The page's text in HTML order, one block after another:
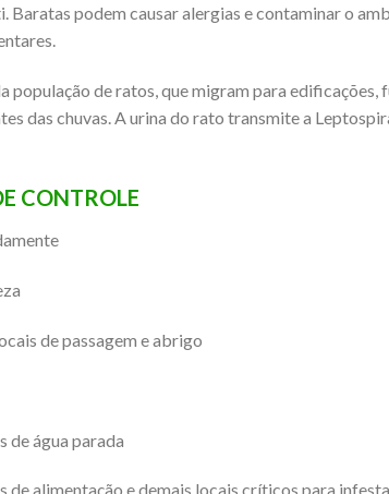
Baratas podem causar alergias e contaminar o
população de ratos, que migram para edificações,
das chuvas. A urina do rato transmite a
CONTROLE
de passagem e abrigo
de água parada
de alimentação e demais locais críticos para